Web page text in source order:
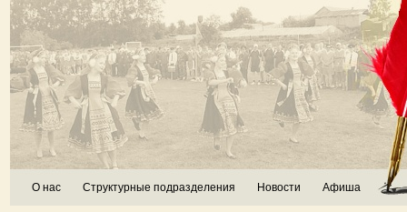
О нас Структурные подразделения Новости Афиша